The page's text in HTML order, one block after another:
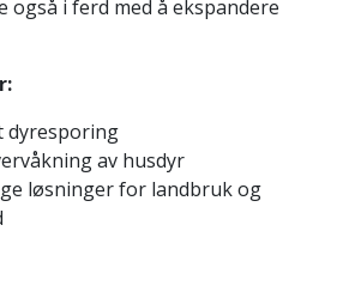
også i ferd med å ekspandere
dyresporing
av husdyr
løsninger for landbruk og